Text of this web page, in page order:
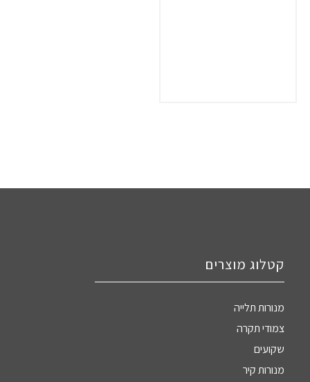
קטלוג מוצרים
מנורות תלייה
צמודי תקרה
שקועים
מנורות קיר